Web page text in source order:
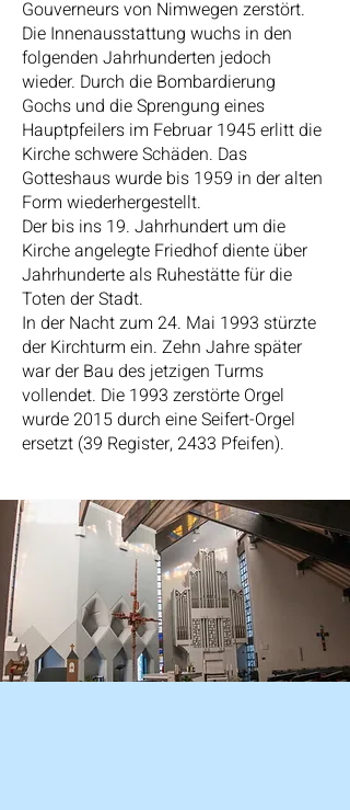
Gouverneurs von Nimwegen zerstört.
Die Innenausstattung wuchs in den
folgenden Jahrhunderten jedoch
wieder. Durch die Bombardierung
Gochs und die Sprengung eines
Hauptpfeilers im Februar 1945 erlitt die
Kirche schwere Schäden. Das
Gotteshaus wurde bis 1959 in der alten
Form wiederhergestellt.
Der bis ins 19. Jahrhundert um die
Kirche angelegte Friedhof diente über
Jahrhunderte als Ruhestätte für die
Toten der Stadt.
In der Nacht zum 24. Mai 1993 stürzte
der Kirchturm ein. Zehn Jahre später
war der Bau des jetzigen Turms
vollendet. Die 1993 zerstörte Orgel
wurde 2015 durch eine Seifert-Orgel
ersetzt (39 Register, 2433 Pfeifen).